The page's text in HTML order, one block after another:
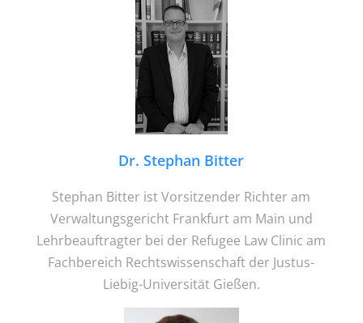
Dr. Stephan Bitter
Stephan Bitter ist Vorsitzender Richter am
Verwaltungsgericht Frankfurt am Main und
Lehrbeauftragter bei der Refugee Law Clinic am
Fachbereich Rechtswissenschaft der Justus-
Liebig-Universität Gießen.